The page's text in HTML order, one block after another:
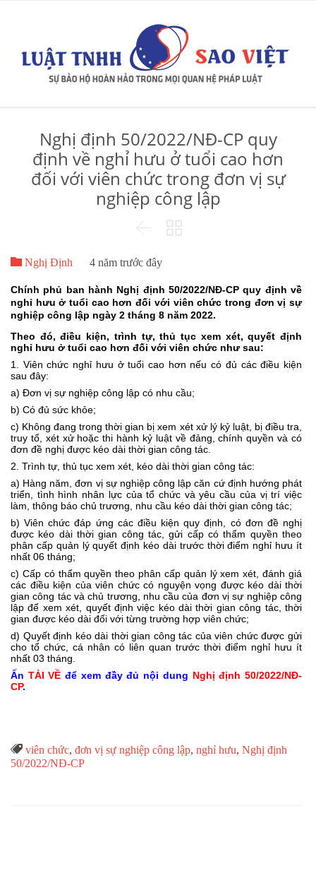
Nghị định 50/2022/NĐ-CP quy
định về nghỉ hưu ở tuổi cao hơn
đối với viên chức trong đơn vị sự
nghiệp công lập
 
 Nghị Định 4 năm trước đây
Chính phủ ban hành Nghị định 50/2022/NĐ-CP quy định về
nghỉ hưu ở tuổi cao hơn đối với viên chức trong đơn vị sự
nghiệp công lập ngày 2 tháng 8 năm 2022.
Theo đó, điều kiện, trình tự, thủ tục xem xét, quyết định
nghỉ hưu ở tuổi cao hơn đối với viên chức như sau:
1. Viên chức nghỉ hưu ở tuổi cao hơn nếu có đủ các điều kiện
sau đây:
a) Đơn vị sự nghiệp công lập có nhu cầu;
b) Có đủ sức khỏe;
c) Không đang trong thời gian bị xem xét xử lý kỷ luật, bị điều tra,
truy tố, xét xử hoặc thi hành kỷ luật về đảng, chính quyền và có
đơn đề nghị được kéo dài thời gian công tác.
2. Trình tự, thủ tục xem xét, kéo dài thời gian công tác:
a) Hàng năm, đơn vị sự nghiệp công lập căn cứ định hướng phát
triển, tình hình nhân lực của tổ chức và yêu cầu của vị trí việc
làm, thông báo chủ trương, nhu cầu kéo dài thời gian công tác;
b)Viên chức đáp ứng các điều kiện quy định, có đơn đề nghị
được kéo dài thời gian công tác, gửi cấp có thẩm quyền theo
phân cấp quản lý quyết định kéo dài trước thời điểm nghỉ hưu ít
nhất 06 tháng;
c) Cấp có thẩm quyền theo phân cấp quản lý xem xét, đánh giá
các điều kiện của viên chức có nguyện vọng được kéo dài thời
gian công tác và chủ trương, nhu cầu của đơn vị sự nghiệp công
lập để xem xét, quyết định việc kéo dài thời gian công tác, thời
gian được kéo dài đối với từng trường hợp viên chức;
d) Quyết định kéo dài thời gian công tác của viên chức được gửi
cho tổ chức, cá nhân có liên quan trước thời điểm nghỉ hưu ít
nhất 03 tháng.
Ấn TẢI VỀ để xem đầy đủ nội dung Nghị định 50/2022/NĐ-
CP.
Từ
Khóa
viên chức, đơn vị sự nghiệp công lập, nghỉ hưu, Nghị định
50/2022/NĐ-CP